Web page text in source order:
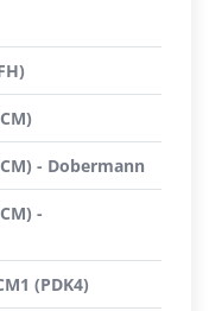
- Dobermann
-
(PDK4)